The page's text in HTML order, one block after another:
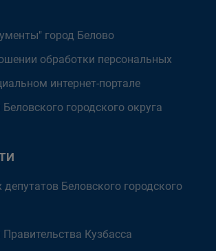
город Белово
обработки персональных
интернет-портале
городского округа
Беловского городского
Кузбасса